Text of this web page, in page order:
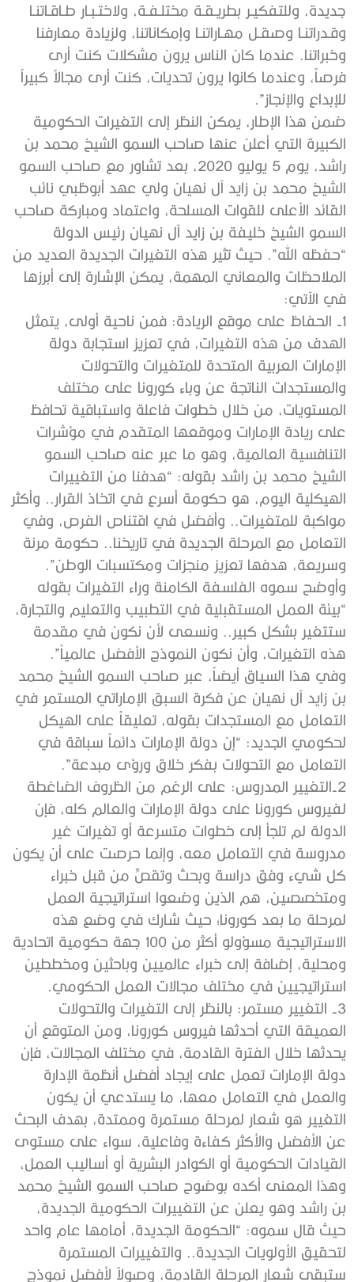
جديدة، وللتفكيـر بطريـقـة مختلـفـة، ولاختـبـار طـاقـاتنـا
وقـدراتنـا وصقـل مهـاراتنـا وإمكاناتنا، ولزيادة معارفنا
وخبراتنا. عندما كان الناس يرون مشكلات كنت أرى
فرصاً، وعندما كانوا يرون تحديات، كنت أرى مجالاً كبيراً
للإبداع والإنجاز”.
ضمن هذا الإطار، يمكن النظر إلى التغيرات الحكومية
الكبيرة التي أعلن عنها صاحب السمو الشيخ محمد بن
راشد، يوم 5 يوليو 2020، بعد تشاور مع صاحب السمو
الشيخ محمد بن زايد آل نهيان ولي عهد أبوظبي نائب
القائد الأعلى للقوات المسلحة، واعتماد ومباركة صاحب
السمو الشيخ خليفة بن زايد آل نهيان رئيس الدولة
“حفظه الله”. حيث تثير هذه التغيرات الجديدة العديد من
الملاحظات والمعاني المهمة، يمكن الإشارة إلى أبرزها
في الآتي:
1- الحفاظ على موقع الريادة: فمن ناحية أولى، يتمثل
الهدف من هذه التغيرات، في تعزيز استجابة دولة
الإمارات العربية المتحدة للمتغيرات والتحولات
والمستجدات الناتجة عن وباء كورونا على مختلف
المستويات، من خلال خطوات فاعلة واستباقية تحافظ
على ريادة الإمارات وموقعها المتقدم في مؤشرات
التنافسية العالمية، وهو ما عبر عنه صاحب السمو
الشيخ محمد بن راشد بقوله: “هدفنا من التغييرات
الهيكلية اليوم، هو حكومة أسرع في اتخاذ القرار.. وأكثر
مواكبة للمتغيرات.. وأفضل في اقتناص الفرص، وفي
التعامل مع المرحلة الجديدة في تاريخنا.. حكومة مرنة
وسريعة، هدفها تعزيز منجزات ومكتسبات الوطن”.
وأوضح سموه الفلسفة الكامنة وراء التغيرات بقوله
“بيئة العمل المستقبلية في التطبيب والتعليم والتجارة،
ستتغير بشكل كبير.. ونسعى لأن نكون في مقدمة
هذه التغيرات، وأن نكون النموذج الأفضل عالمياً”.
وفي هذا السياق أيضاً، عبر صاحب السمو الشيخ محمد
بن زايد آل نهيان عن فكرة السبق الإماراتي المستمر في
التعامل مع المستجدات بقوله، تعليقاً على الهيكل
لحكومي الجديد: “إن دولة الإمارات دائماً سباقة في
التعامل مع التحولات بفكر خلاق ورؤى مبدعة”.
2-التغيير المدروس: على الرغم من الظروف الضاغطة
لفيروس كورونا على دولة الإمارات والعالم كله، فإن
الدولة لم تلجأ إلى خطوات متسرعة أو تغيرات غير
مدروسة في التعامل معه، وإنما حرصت على أن يكون
كل شيء وفق دراسة وبحث وتقصٍّ من قبل خبراء
ومتخصصين، هم الذين وضعوا استراتيجية العمل
لمرحلة ما بعد كورونا؛ حيث شارك في وضع هذه
الاستراتيجية مسؤولو أكثر من 100 جهة حكومية اتحادية
ومحلية، إضافة إلى خبراء عالميين وباحثين ومخططين
استراتيجيين في مختلف مجالات العمل الحكومي.
3- التغيير مستمر: بالنظر إلى التغيرات والتحولات
العميقة التي أحدثها فيروس كورونا، ومن المتوقع أن
يحدثها خلال الفترة القادمة، في مختلف المجالات، فإن
دولة الإمارات تعمل على إيجاد أفضل أنظمة الإدارة
والعمل في التعامل معها، ما يستدعي أن يكون
التغيير هو شعار لمرحلة مستمرة وممتدة، بهدف البحث
عن الأفضل والأكثر كفاءة وفاعلية، سواء على مستوى
القيادات الحكومية أو الكوادر البشرية أو أساليب العمل،
وهذا المعنى أكده بوضوح صاحب السمو الشيخ محمد
بن راشد وهو يعلن عن التغييرات الحكومية الجديدة،
حيث قال سموه: “الحكومة الجديدة، أمامها عام واحد
لتحقيق الأولويات الجديدة.. والتغييرات المستمرة
ستبقى شعار المرحلة القادمة، وصولاً لأفضل نموذج